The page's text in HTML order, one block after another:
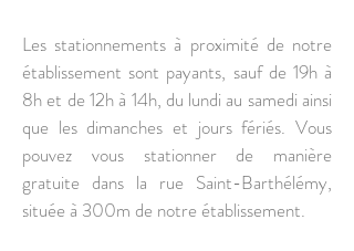
Les stationnements à proximité de notre
établissement sont payants, sauf de 19h à
8h et de 12h à 14h, du lundi au samedi ainsi
que les dimanches et jours fériés. Vous
pouvez vous stationner de manière
gratuite dans la rue Saint-Barthélémy,
située à 300m de notre établissement.